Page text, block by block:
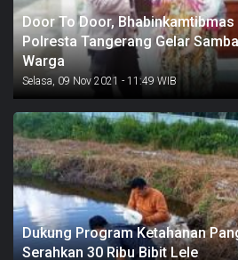
Door To Door,
Polresta Tangerang Gelar
Warga
Selasa, 09 Nov 2021 - 11:49 WIB
Dukung Program Ketahanan
Serahkan 30 Ribu Bibit Lele